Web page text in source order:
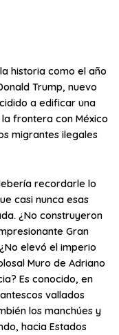
historia como el año
Trump, nuevo
a edificar una
frontera con México
migrantes ilegales
recordarle lo
casi nunca esas
¿No construyeron
Gran
elevó el imperio
Muro de Adriano
Es conocido, en
vallados
los manchúes y
hacia Estados